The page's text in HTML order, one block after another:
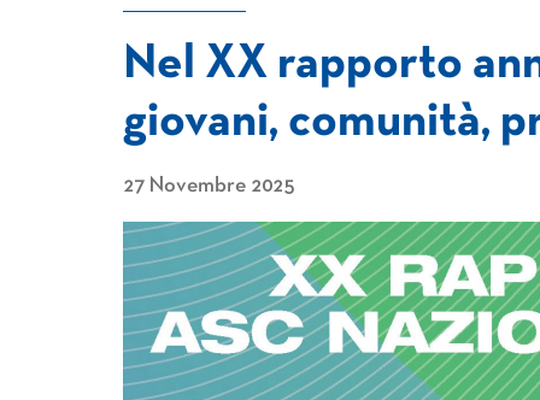
Nel XX rapporto
giovani, comunità,
27 Novembre 2025